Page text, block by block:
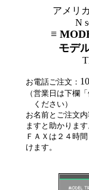
アメリ
N
≡
モデ
お電話ご注文：
（営業日は下欄
ください）
お名前とご注文
ますと助かります
ＦＡＸは２４時
けます。